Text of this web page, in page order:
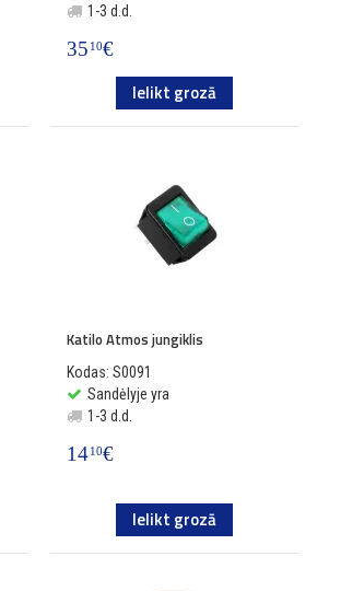
1-3 d.d.
35 10€
Ielikt grozā
Katilo Atmos jungiklis
Kodas: S0091
Sandėlyje yra
1-3 d.d.
1410€
Ielikt grozā